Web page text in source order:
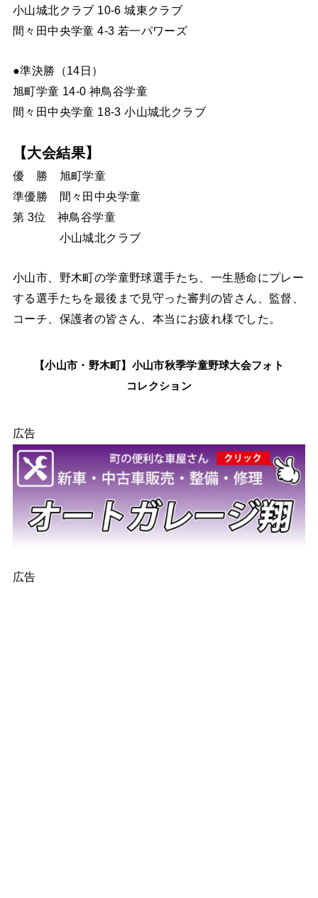
小山城北クラブ 10-6 城東クラブ
間々田中央学童 4-3 若一パワーズ
●準決勝（14日）
旭町学童 14-0 神鳥谷学童
間々田中央学童 18-3 小山城北クラブ
【大会結果】
優 勝 旭町学童
準優勝 間々田中央学童
第 3位 神鳥谷学童
小山城北クラブ
小山市、野木町の学童野球選手たち、一生懸命にプレー
する選手たちを最後まで見守った審判の皆さん、監督、
コーチ、保護者の皆さん、本当にお疲れ様でした。
【小山市・野木町】小山市秋季学童野球大会フォト
コレクション
広告
広告